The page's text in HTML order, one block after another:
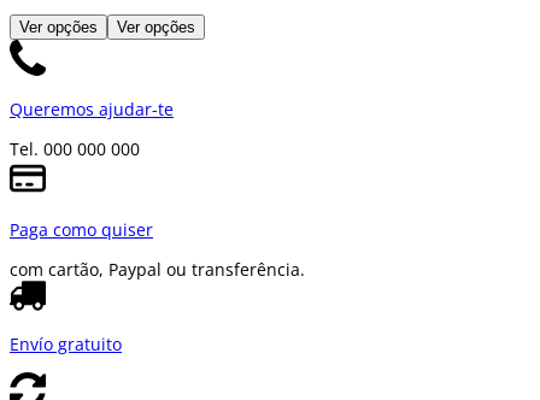
Ver opções Ver opções
Queremos ajudar-te
Tel. 000 000 000
Paga como quiser
com cartão, Paypal ou transferência.
Envío gratuito